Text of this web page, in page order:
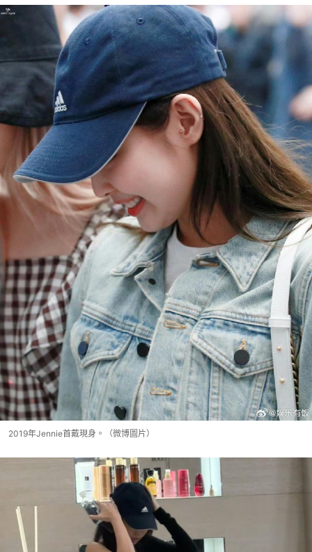
2019年Jennie首戴現身。（微博圖片）